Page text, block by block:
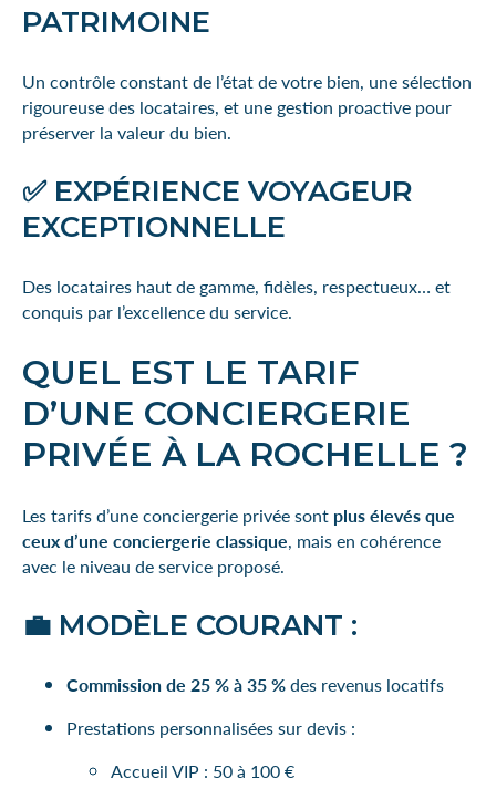
PATRIMOINE
Un contrôle constant de l’état de votre bien, une sélection
rigoureuse des locataires, et une gestion proactive pour
préserver la valeur du bien.
✅ EXPÉRIENCE VOYAGEUR
EXCEPTIONNELLE
Des locataires haut de gamme, fidèles, respectueux… et
conquis par l’excellence du service.
QUEL EST LE TARIF
D’UNE CONCIERGERIE
PRIVÉE À LA ROCHELLE ?
Les tarifs d’une conciergerie privée sont plus élevés que
ceux d’une conciergerie classique, mais en cohérence
avec le niveau de service proposé.
💼 MODÈLE COURANT :
Commission de 25 % à 35 %des revenus locatifs
Prestations personnalisées sur devis :
Accueil VIP : 50 à 100 €